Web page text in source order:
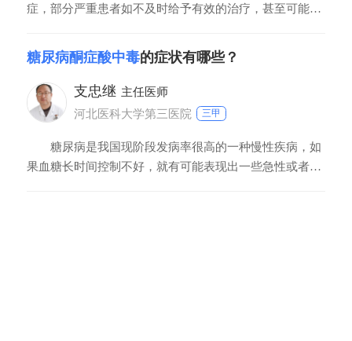
症，部分严重患者如不及时给予有效的治疗，甚至可能会
态，酸中毒的程度以及脱水的程度有关。如果是轻度的脱
水，轻度的酸中毒，经过补液、补充胰岛素降糖，可以很
快的纠正。如果出现了严重的脱水，伴有意识神态的改变
糖尿病酮症酸中毒的症状有哪些？
支忠继 主任医师
河北医科大学第三医院
三甲
糖尿病是我国现阶段发病率很高的一种慢性疾病，如
果血糖长时间控制不好，就有可能表现出一些急性或者是